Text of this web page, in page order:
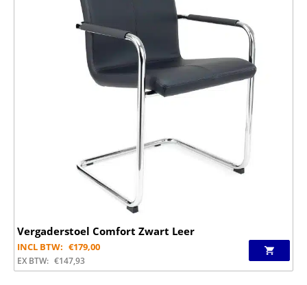
Vergaderstoel Comfort Zwart Leer
INCL BTW: €179,00
EX BTW: €147,93